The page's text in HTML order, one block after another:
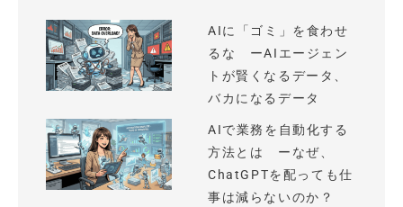
AIに「ゴミ」を食わせ
るな ーAIエージェン
トが賢くなるデータ、
バカになるデータ
AIで業務を自動化する
方法とは ーなぜ、
ChatGPTを配っても仕
事は減らないのか？